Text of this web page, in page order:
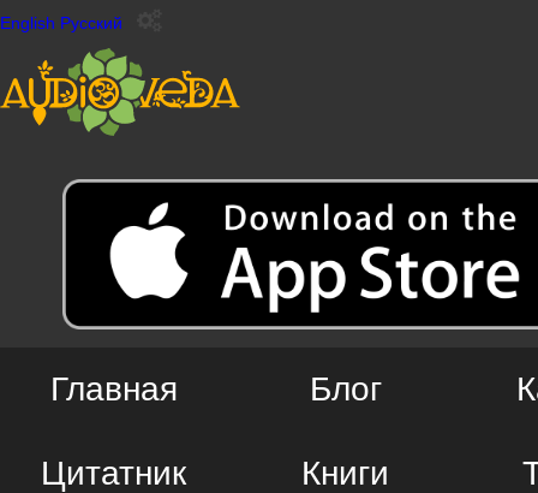
English Русский
Главная Блог
Цитатник Книги